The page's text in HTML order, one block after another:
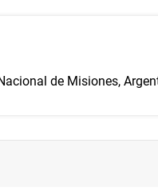
de Misiones,